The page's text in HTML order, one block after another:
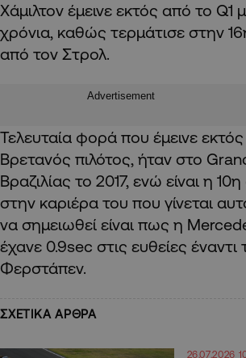
Χάμιλτον έμεινε εκτός από το Q1
χρόνια, καθώς τερμάτισε στην
από τον Στρολ.
Advertisement
Τελευταία φορά που έμεινε
Βρετανός πιλότος, ήταν στο
Βραζιλίας το 2017, ενώ είναι η
στην καριέρα του που γίνεται
να σημειωθεί είναι πως η
έχανε 0.9sec στις ευθείες έναντι
Φερστάπεν.
ΣΧΕΤΙΚΑ ΑΡΘΡΑ
26.07.2026